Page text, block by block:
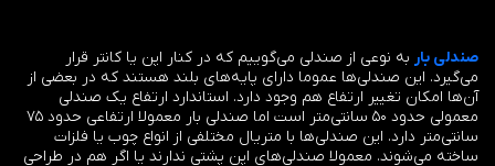
صندلی بار به نوعی از صندلی می‌گوییم که در کنار اپن یا کانتر قرار
می‌گیرد. این صندلی‌‌ها عموما دارای پایه‌های بلند هستند که در بعضی از
آن‌ها امکان تغییر ارتفاع هم وجود دارد. استاندارد ارتفاع یک صندلی
معمولی حدود ۵۰ سانتی‌متر است اما صندلی بار معمولا ارتفاعی حدود ۷۵
سانتی‌متر دارد. این صندلی‌ها با متریال‌ مختلفی از انواع چوب یا فلزات
ساخته می‌شوند. معمولا صندلی‌های اپن پشتی ندارند یا اگر هم در طراحی